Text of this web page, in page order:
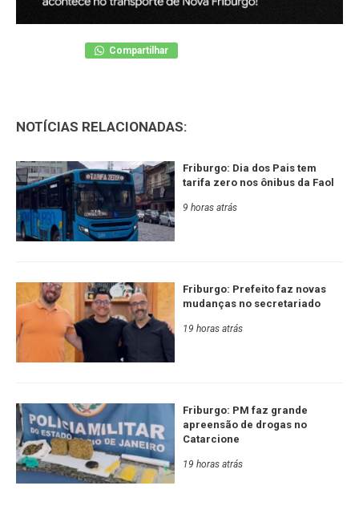
Compartilhar
NOTÍCIAS RELACIONADAS:
Friburgo: Dia dos Pais tem
tarifa zero nos ônibus da Faol
9 horas atrás
Friburgo: Prefeito faz novas
mudanças no secretariado
19 horas atrás
Friburgo: PM faz grande
apreensão de drogas no
Catarcione
19 horas atrás